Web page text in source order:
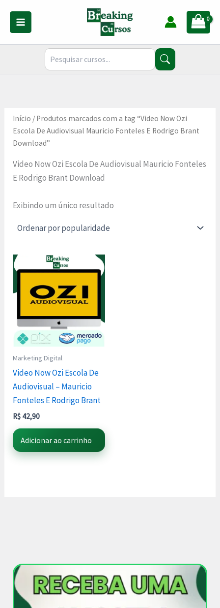
conteúdo
Início / Produtos marcados com a tag “Video Now Ozi
Escola De Audiovisual Mauricio Fonteles E Rodrigo Brant
Download”
Video Now Ozi Escola De Audiovisual Mauricio Fonteles
E Rodrigo Brant Download
Exibindo um único resultado
Marketing Digital
Video Now Ozi Escola De
Audiovisual – Mauricio
Fonteles E Rodrigo Brant
R$ 42,90
Adicionar ao carrinho